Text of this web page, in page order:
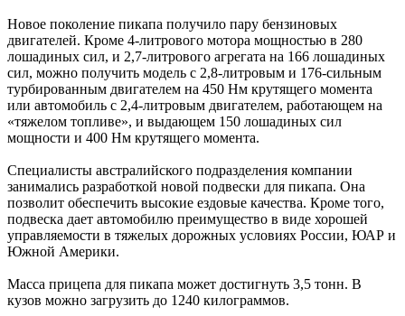
Новое поколение пикапа получило пару бензиновых
двигателей. Кроме 4-литрового мотора мощностью в 280
лошадиных сил, и 2,7-литрового агрегата на 166 лошадиных
сил, можно получить модель с 2,8-литровым и 176-сильным
турбированным двигателем на 450 Нм крутящего момента
или автомобиль с 2,4-литровым двигателем, работающем на
«тяжелом топливе», и выдающем 150 лошадиных сил
мощности и 400 Нм крутящего момента.
Специалисты австралийского подразделения компании
занимались разработкой новой подвески для пикапа. Она
позволит обеспечить высокие ездовые качества. Кроме того,
подвеска дает автомобилю преимущество в виде хорошей
управляемости в тяжелых дорожных условиях России, ЮАР и
Южной Америки.
Масса прицепа для пикапа может достигнуть 3,5 тонн. В
кузов можно загрузить до 1240 килограммов.